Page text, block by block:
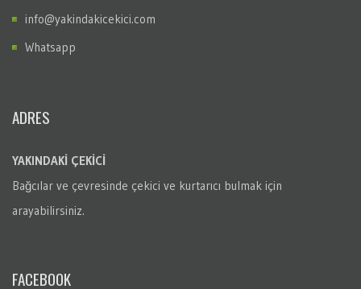
info@yakindakicekici.com
Whatsapp
ADRES
YAKINDAKİ ÇEKİCİ
Bağcılar ve çevresinde çekici ve kurtarıcı bulmak için
arayabilirsiniz.
FACEBOOK